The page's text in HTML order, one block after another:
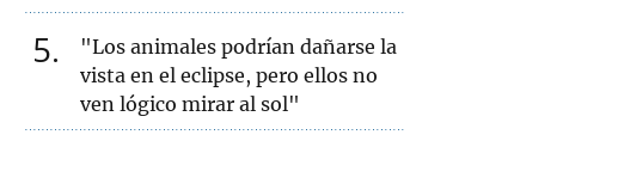
5
"Los animales podrían dañarse la
vista en el eclipse, pero ellos no
ven lógico mirar al sol"